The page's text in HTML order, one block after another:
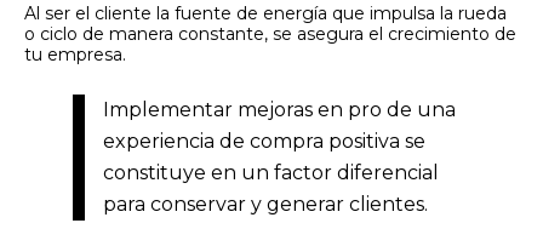
Al ser el cliente la fuente de energía que impulsa la rueda
o ciclo de manera constante, se asegura el crecimiento de
tu empresa.
Implementar mejoras en pro de una
experiencia de compra positiva se
constituye en un factor diferencial
para conservar y generar clientes.